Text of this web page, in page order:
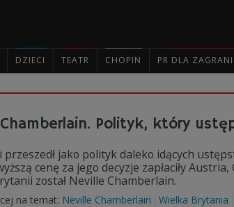
DZIECI TEATR CHOPIN PR DLA
Polityk, który
jako polityk daleko idących
cenę za jego decyzje zapłaciły
został Neville Chamberlain.
na temat: Neville Chamberlain Wielka Brytania